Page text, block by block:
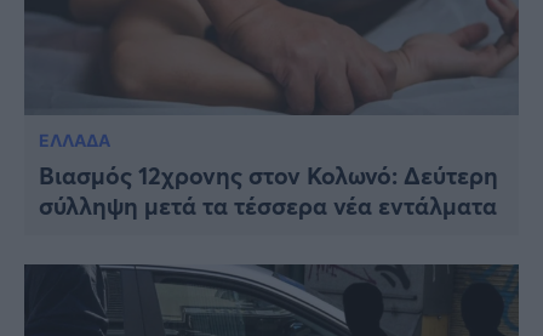
ΕΛΛΑΔΑ
Βιασμός 12χρονης στον Κολωνό: Δεύτερη
σύλληψη μετά τα τέσσερα νέα εντάλματα